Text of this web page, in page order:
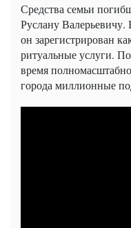
Средства семьи
Руслану Валерьевичу.
он зарегистрирован
ритуальные услуги.
время
города миллионные